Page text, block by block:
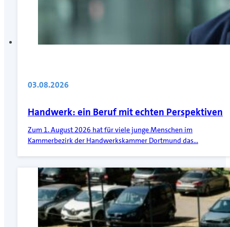
03.08.2026
Handwerk: ein Beruf mit echten Perspektiven
Zum 1. August 2026 hat für viele junge Menschen im
Kammerbezirk der Handwerkskammer Dortmund das…